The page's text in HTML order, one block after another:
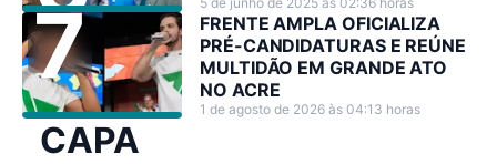
FRENTE AMPLA OFICIALIZA
PRÉ-CANDIDATURAS E REÚNE
MULTIDÃO EM GRANDE ATO
NO ACRE
1 de agosto de 2026 às 04:13 horas
CAPA